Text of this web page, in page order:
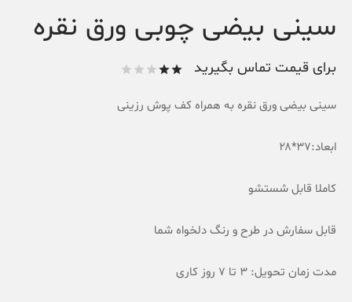
سینی بیضی چوبی ورق نقره
برای قیمت تماس بگیرید
امتیاز
سینی بیضی ورق نقره به همراه کف پوش رزینی
ابعاد:۳۷*۲۸
کاملا قابل شستشو
قابل سفارش در طرح و رنگ دلخواه شما
مدت زمان تحویل: 3 تا 7 روز کاری